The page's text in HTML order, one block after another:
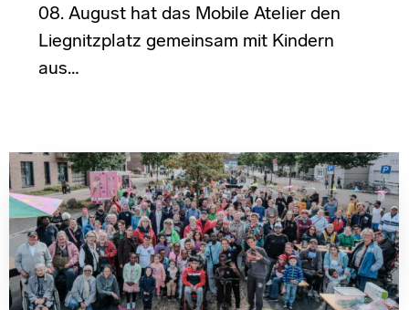
08. August hat das Mobile Atelier den
Liegnitzplatz gemeinsam mit Kindern
aus…